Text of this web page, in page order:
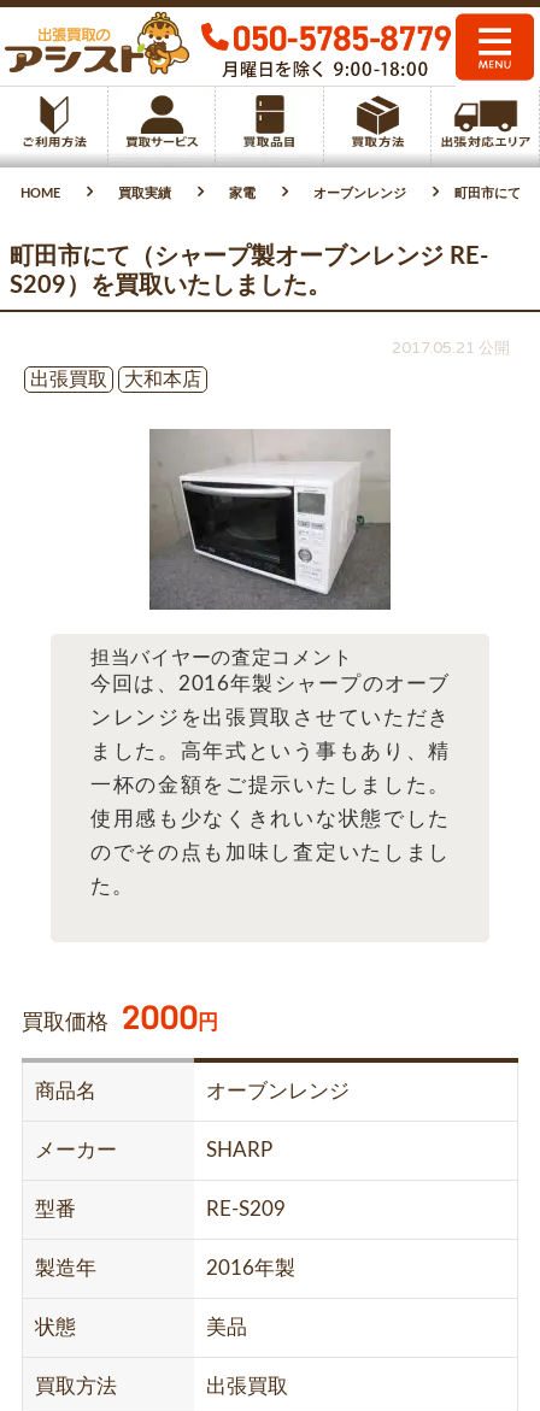
HOME 買取実績 家電 オーブンレンジ 町田市にて（
町田市にて（シャープ製オーブンレンジ RE-
S209）を買取いたしました。
2017.05.21 公開
出張買取
大和本店
担当バイヤーの査定コメント
今回は、2016年製シャープのオーブ
ンレンジを出張買取させていただき
ました。高年式という事もあり、精
一杯の金額をご提示いたしました。
使用感も少なくきれいな状態でした
のでその点も加味し査定いたしまし
た。
買取価格 2000円
商品名 オーブンレンジ
メーカー SHARP
型番 RE-S209
製造年 2016年製
状態 美品
買取方法 出張買取